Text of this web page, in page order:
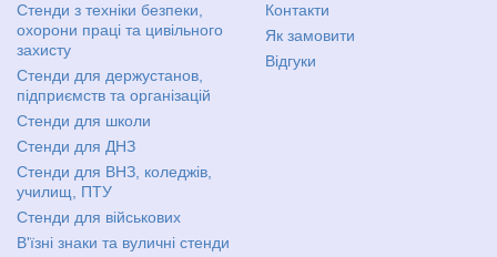
Стенди з техніки безпеки,
охорони праці та цивільного
захисту
Стенди для держустанов,
підприємств та організацій
Стенди для школи
Стенди для ДНЗ
Стенди для ВНЗ, коледжів,
училищ, ПТУ
Стенди для військових
В'їзні знаки та вуличні стенди
Контакти
Як замовити
Відгуки